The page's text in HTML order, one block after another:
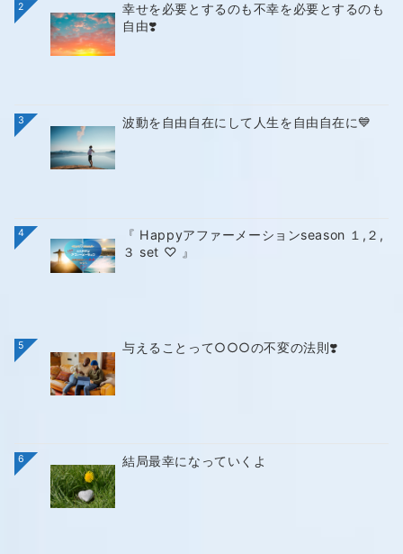
2
幸せを必要とするのも不幸を必要とするのも
自由❣️
3 波動を自由自在にして人生を自由自在に💙
4
『 Happyアファーメーションseason １,２,
３ set ♡ 』
5 与えることって○○○の不変の法則❣️
6 結局最幸になっていくよ